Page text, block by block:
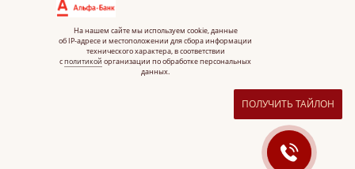
На нашем сайте мы используем cookie, данные
об IP-адресеи местоположении для сбора информации
технического характера, в соответствии
сполитикой организации по обработке персональных
данных.
ПОЛУЧИТЬ ТАЙЛОН